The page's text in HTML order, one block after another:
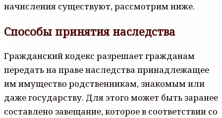
начисления существуют, рассмотрим ниже.
Способы принятия наследства
Гражданский кодекс разрешает гражданам
передать на праве наследства принадлежащее
им имущество родственникам, знакомым или
даже государству. Для этого может быть заранее
составлено завещание, которое в соответствии со